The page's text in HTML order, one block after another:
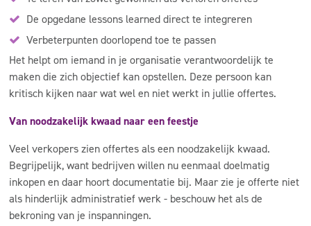
De opgedane lessons learned direct te integreren
Verbeterpunten doorlopend toe te passen
Het helpt om iemand in je organisatie verantwoordelijk te
maken die zich objectief kan opstellen. Deze persoon kan
kritisch kijken naar wat wel en niet werkt in jullie offertes.
Van noodzakelijk kwaad naar een feestje
Veel verkopers zien offertes als een noodzakelijk kwaad.
Begrijpelijk, want bedrijven willen nu eenmaal doelmatig
inkopen en daar hoort documentatie bij. Maar zie je offerte niet
als hinderlijk administratief werk - beschouw het als de
bekroning van je inspanningen.